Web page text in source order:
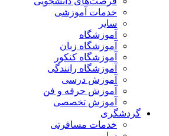
خدمات آموزشی
سایر
آموزشگاه
آموزشگاه زبان
آموزشگاه کنکور
آموزشگاه رانندگی
آموزش درسی
آموزش حرفه و فن
آموزش تخصصی
گردشگری
خدمات مسافرتی